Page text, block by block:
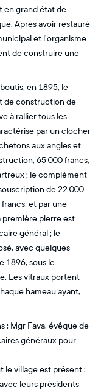
en grand état de
Après avoir restauré
et l’organisme
de construire une
en 1895, le
de construction de
à rallier tous les
par un clocher
aux angles et
65 000 francs,
; le complément
de 22 000
et par une
première pierre est
général ; le
avec quelques
1896, sous le
Les vitraux portent
hameau ayant,
: Mgr Fava, évêque de
généraux pour
le village est présent :
leurs présidents